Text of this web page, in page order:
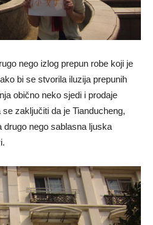
nego izlog prepun robe koji je
bi se stvorila iluzija prepunih
obično neko sjedi i prodaje
zaključiti da je Tianducheng,
nego sablasna ljuska